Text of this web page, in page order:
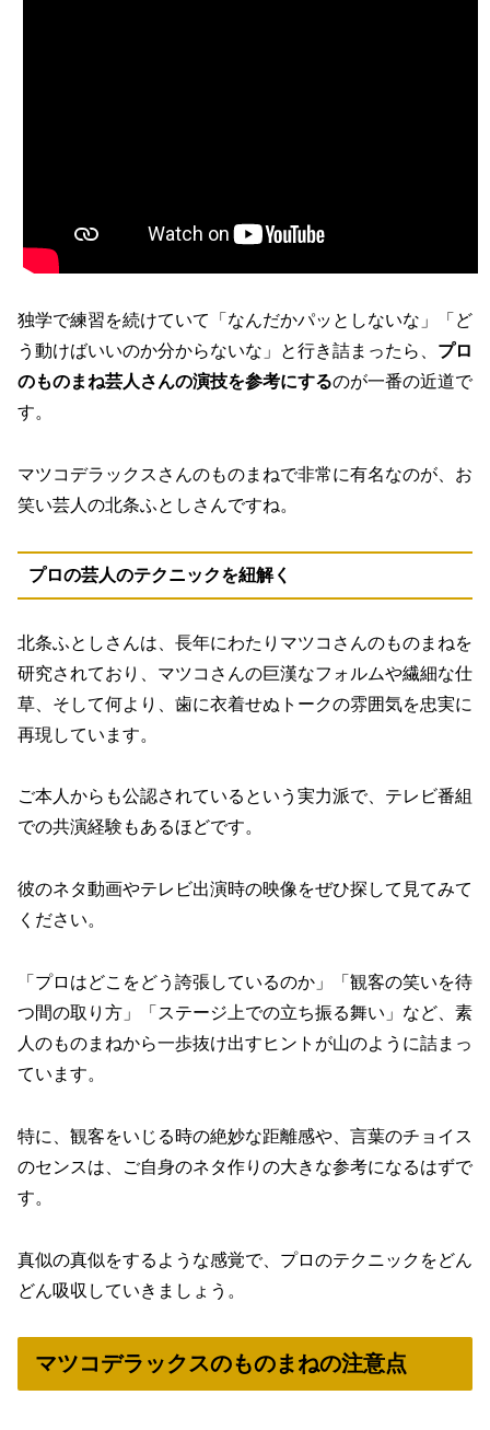
独学で練習を続けていて「なんだかパッとしないな」「ど
う動けばいいのか分からないな」と行き詰まったら、 プロ
のものまね芸人さんの演技を参考にするのが一番の近道で
す。
マツコデラックスさんのものまねで非常に有名なのが、お
笑い芸人の北条ふとしさんですね。
プロの芸人のテクニックを紐解く
北条ふとしさんは、長年にわたりマツコさんのものまねを
研究されており、マツコさんの巨漢なフォルムや繊細な仕
草、そして何より、歯に衣着せぬトークの雰囲気を忠実に
再現しています。
ご本人からも公認されているという実力派で、テレビ番組
での共演経験もあるほどです。
彼のネタ動画やテレビ出演時の映像をぜひ探して見てみて
ください。
「プロはどこをどう誇張しているのか」「観客の笑いを待
つ間の取り方」「ステージ上での立ち振る舞い」など、素
人のものまねから一歩抜け出すヒントが山のように詰まっ
ています。
特に、観客をいじる時の絶妙な距離感や、言葉のチョイス
のセンスは、ご自身のネタ作りの大きな参考になるはずで
す。
真似の真似をするような感覚で、プロのテクニックをどん
どん吸収していきましょう。
マツコデラックスのものまねの注意点